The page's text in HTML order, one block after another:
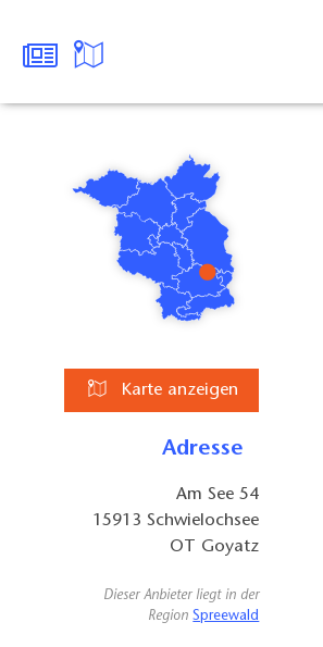
Karte anzeigen
Adresse
Am See 54
15913 Schwielochsee
OT Goyatz
Dieser Anbieter liegt in der
RegionSpreewald